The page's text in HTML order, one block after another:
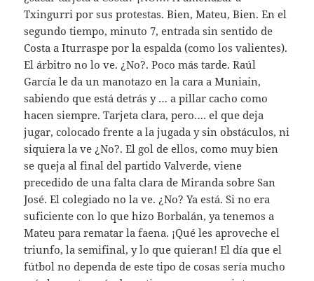
Txingurri por sus protestas. Bien, Mateu, Bien. En el
segundo tiempo, minuto 7, entrada sin sentido de
Costa a Iturraspe por la espalda (como los valientes).
El árbitro no lo ve. ¿No?. Poco más tarde. Raúl
García le da un manotazo en la cara a Muniain,
sabiendo que está detrás y … a pillar cacho como
hacen siempre. Tarjeta clara, pero…. el que deja
jugar, colocado frente a la jugada y sin obstáculos, ni
siquiera la ve ¿No?. El gol de ellos, como muy bien
se queja al final del partido Valverde, viene
precedido de una falta clara de Miranda sobre San
José. El colegiado no la ve. ¿No? Ya está. Si no era
suficiente con lo que hizo Borbalán, ya tenemos a
Mateu para rematar la faena. ¡Qué les aproveche el
triunfo, la semifinal, y lo que quieran! El día que el
fútbol no dependa de este tipo de cosas sería mucho